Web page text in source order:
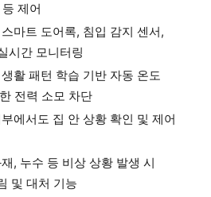
제어
스마트 도어록, 침입 감지 센서,
시간 모니터링
생활 패턴 학습 기반 자동 온도
전력 소모 차단
에서도 집 안 상황 확인 및 제어
, 누수 등 비상 상황 발생 시
및 대처 기능